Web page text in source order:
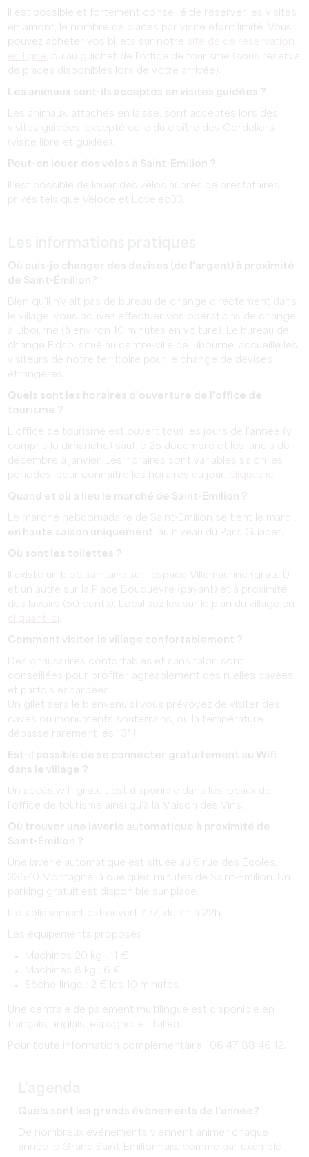
Il est possible et fortement conseillé de réserver les visites
en amont, le nombre de places par visite étant limité. Vous
pouvez acheter vos billets sur notre
, ou au guichet de l’office de tourisme (sous réserve
de places disponibles lors de votre arrivée).
Les animaux sont-ils acceptés en visites guidées ?
Les animaux, attachés en laisse, sont acceptés lors des
visites guidées, excepté celle du cloître des Cordeliers
(visite libre et guidée).
Peut-on louer des vélos à Saint-Emilion ?
Il est possible de louer des vélos auprès de prestataires
privés tels que Véloce et Lovelec33.
Où puis-je changer des devises (de l'argent) à proximité
de Saint-Émilion?
Bien qu'il n'y ait pas de bureau de change directement dans
le village, vous pouvez effectuer vos opérations de change
à Libourne (à environ 10 minutes en voiture). Le bureau de
change Fidso, situé au centre-ville de Libourne, accueille les
visiteurs de notre territoire pour le change de devises
étrangères.
Quels sont les horaires d’ouverture de l’office de
tourisme ?
L’office de tourisme est ouvert tous les jours de l’année (y
compris le dimanche) sauf le 25 décembre et les lundis de
décembre à janvier. Les horaires sont variables selon les
périodes, pour connaître les horaires du jour,
Quand et où a lieu le marché de Saint-Emilion ?
Le marché hebdomadaire de Saint-Emilion se tient le mardi,
en haute saison uniquement , au niveau du Parc Guadet.
Où sont les toilettes ?
Il existe un bloc sanitaire sur l’espace Villemaurine (gratuit)
et un autre sur la Place Bouqueyre (payant) et à proximité
des lavoirs (50 cents). Localisez les sur le plan du village en
Comment visiter le village confortablement ?
Des chaussures confortables et sans talon sont
conseillées pour profiter agréablement des ruelles pavées
et parfois escarpées.
Un gilet sera le bienvenu si vous prévoyez de visiter des
caves ou monuments souterrains, où la température
dépasse rarement les 13° !
Est-il possible de se connecter gratuitement au Wifi
dans le village ?
Un accès wifi gratuit est disponible dans les locaux de
l’office de tourisme ainsi qu’à la Maison des Vins.
Où trouver une laverie automatique à proximité de
Saint-Émilion ?
Une laverie automatique est située au 6 rue des Écoles,
33570 Montagne, à quelques minutes de Saint-Émilion. Un
parking gratuit est disponible sur place.
L’établissement est ouvert 7j/7, de 7h à 22h.
Les équipements proposés :
Machines 20 kg : 11 €
Machines 8 kg : 6 €
Sèche-linge : 2 € les 10 minutes
Une centrale de paiement multilingue est disponible en
français, anglais, espagnol et italien.
Pour toute information complémentaire : 06 47 88 46 12.
Quels sont les grands évènements de l’année?
De nombreux événements viennent animer chaque
année le Grand Saint-Emilionnais, comme par exemple